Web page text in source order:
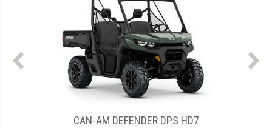
CAN-AM DEFENDER DPS HD7